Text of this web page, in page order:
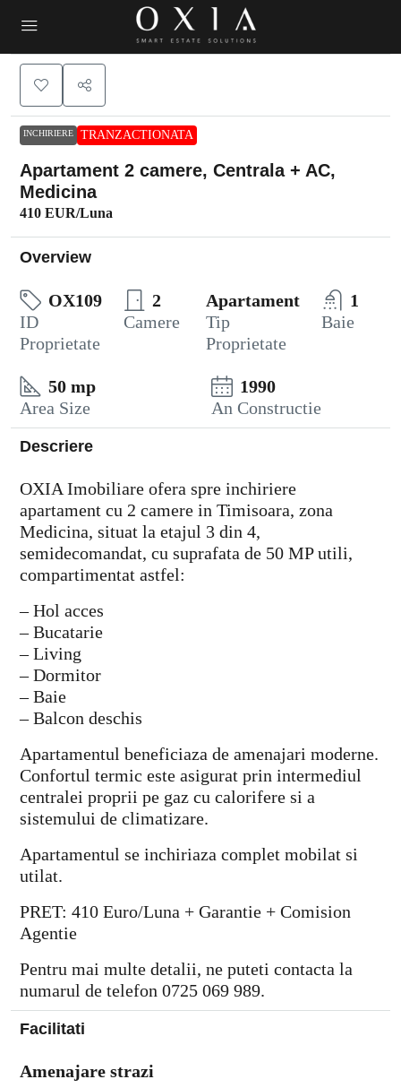
INCHIRIERE TRANZACTIONATA
Apartament 2 camere, Centrala + AC,
Medicina
410 EUR/Luna
Overview
OX109
ID
Proprietate
2
Camere
Apartament
Tip
Proprietate
1
Baie
50 mp
Area Size
1990
An Constructie
Descriere
OXIA Imobiliare ofera spre inchiriere
apartament cu 2 camere in Timisoara, zona
Medicina, situat la etajul 3 din 4,
semidecomandat, cu suprafata de 50 MP utili,
compartimentat astfel:
– Hol acces
– Bucatarie
– Living
– Dormitor
– Baie
– Balcon deschis
Apartamentul beneficiaza de amenajari moderne.
Confortul termic este asigurat prin intermediul
centralei proprii pe gaz cu calorifere si a
sistemului de climatizare.
Apartamentul se inchiriaza complet mobilat si
utilat.
PRET: 410 Euro/Luna + Garantie + Comision
Agentie
Pentru mai multe detalii, ne puteti contacta la
numarul de telefon 0725 069 989.
Facilitati
Amenajare strazi